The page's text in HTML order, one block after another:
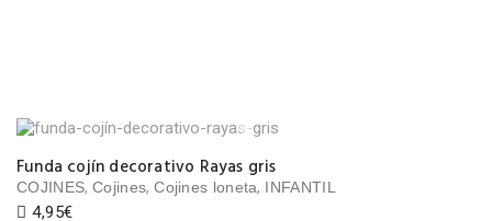
Funda cojín decorativo Rayas gris
COJINES,Cojines,Cojines loneta, INFANTIL
4,95€